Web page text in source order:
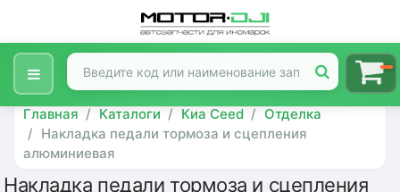
Главная Каталоги Киа Ceed
Отделка
Накладка педали тормоза и сцепления
алюминиевая
Накладка педали тормоза и сцепления